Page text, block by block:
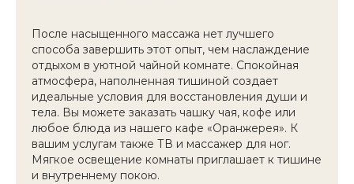
После насыщенного массажа нет лучшего
способа завершить этот опыт, чем наслаждение
отдыхом в уютной чайной комнате. Спокойная
атмосфера, наполненная тишиной создает
идеальные условия для восстановления души и
тела. Вы можете заказать чашку чая, кофе или
любое блюда из нашего кафе «Оранжерея». К
вашим услугам также ТВ и массажер для ног.
Мягкое освещение комнаты приглашает к тишине
и внутреннему покою.